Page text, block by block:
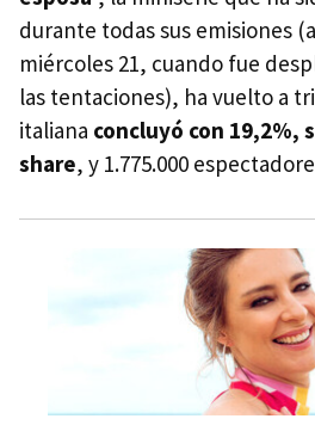
durante todas sus emisiones
miércoles 21, cuando fue
las tentaciones), ha vuelto a
italiana concluyó con 19,2%,
share, y 1.775.000